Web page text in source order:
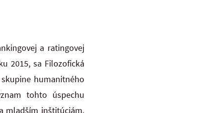
a ratingovej
2015, sa Filozofická
humanitného
tohto úspechu
mladším inštitúciám.